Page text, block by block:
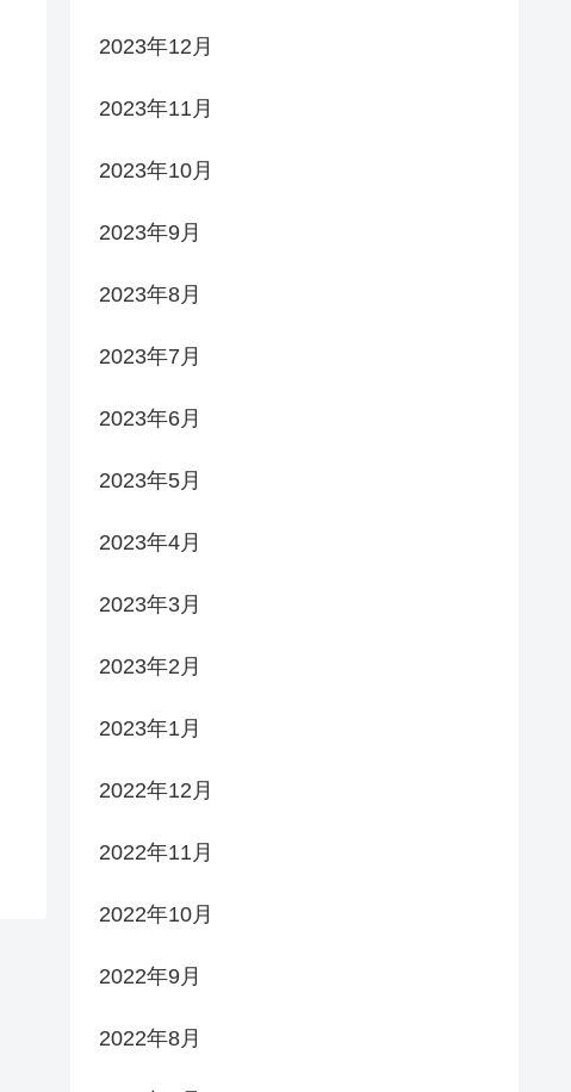
2023年12月
2023年11月
2023年10月
2023年9月
2023年8月
2023年7月
2023年6月
2023年5月
2023年4月
2023年3月
2023年2月
2023年1月
2022年12月
2022年11月
2022年10月
2022年9月
2022年8月